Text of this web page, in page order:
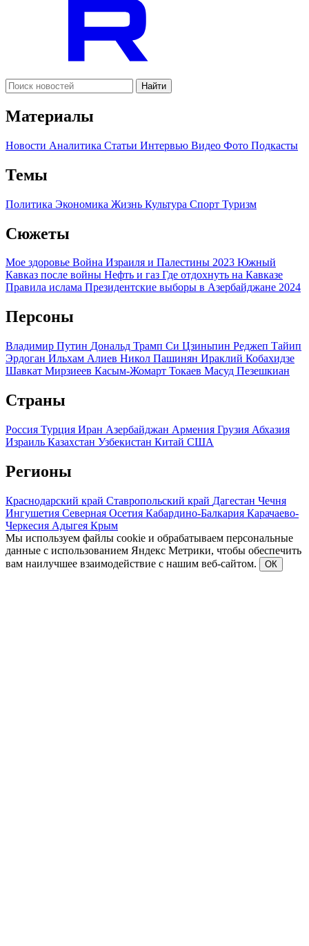
Найти
Материалы
Новости Аналитика Статьи Интервью Видео Фото Подкасты
Темы
Политика Экономика Жизнь Культура Спорт Туризм
Сюжеты
Мое здоровье Война Израиля и Палестины 2023 Южный
Кавказ после войны Нефть и газ Где отдохнуть на Кавказе
Правила ислама Президентские выборы в Азербайджане 2024
Персоны
Владимир Путин Дональд Трамп Си Цзиньпин Реджеп Тайип
Эрдоган Ильхам Алиев Никол Пашинян Ираклий Кобахидзе
Шавкат Мирзиеев Касым-Жомарт Токаев Масуд Пезешкиан
Страны
Россия Турция Иран Азербайджан Армения Грузия Абхазия
Израиль Казахстан Узбекистан Китай США
Регионы
Краснодарский край Ставропольский край Дагестан Чечня
Ингушетия Северная Осетия Кабардино-Балкария Карачаево-
Черкесия Адыгея Крым
Мы используем файлы cookie и обрабатываем персональные
данные с использованием Яндекс Метрики, чтобы обеспечить
вам наилучшее взаимодействие с нашим веб-сайтом.
ОК